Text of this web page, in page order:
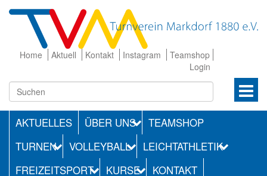
Home Aktuell Kontakt Instagram
Teamshop
Login
AKTUELLES ÜBER UNS
TEAMSHOP
TURNEN
VOLLEYBALL
LEICHTATHLETIK
FREIZEITSPORT
KURSE KONTAKT